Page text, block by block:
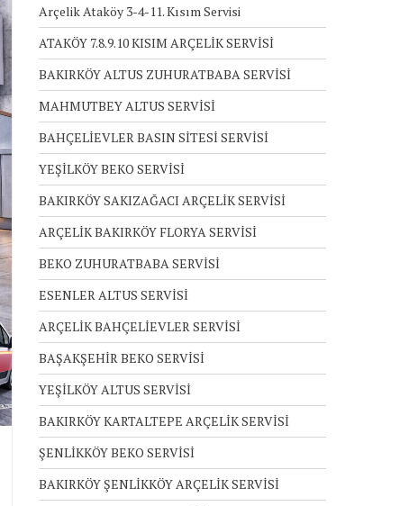
Arçelik Ataköy 3-4-11. Kısım Servisi
ATAKÖY 7.8.9.10 KISIM ARÇELİK SERVİSİ
BAKIRKÖY ALTUS ZUHURATBABA SERVİSİ
MAHMUTBEY ALTUS SERVİSİ
BAHÇELİEVLER BASIN SİTESİ SERVİSİ
YEŞİLKÖY BEKO SERVİSİ
BAKIRKÖY SAKIZAĞACI ARÇELİK SERVİSİ
ARÇELİK BAKIRKÖY FLORYA SERVİSİ
BEKO ZUHURATBABA SERVİSİ
ESENLER ALTUS SERVİSİ
ARÇELİK BAHÇELİEVLER SERVİSİ
BAŞAKŞEHİR BEKO SERVİSİ
YEŞİLKÖY ALTUS SERVİSİ
BAKIRKÖY KARTALTEPE ARÇELİK SERVİSİ
ŞENLİKKÖY BEKO SERVİSİ
BAKIRKÖY ŞENLİKKÖY ARÇELİK SERVİSİ